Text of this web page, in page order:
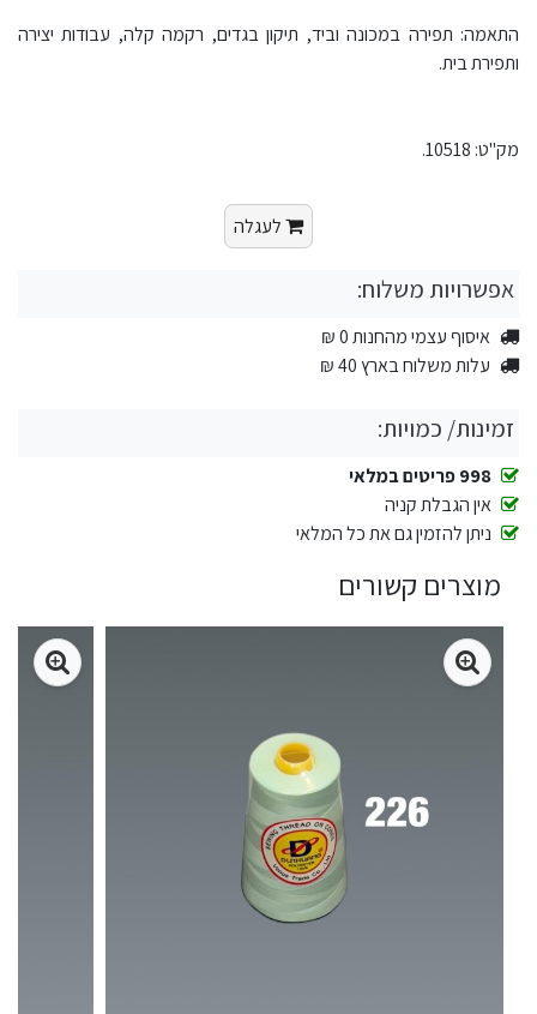
התאמה: תפירה במכונה וביד, תיקון בגדים, רקמה קלה, עבודות יצירה
ותפירת בית.
מק"ט: 10518.
לעגלה
אפשרויות משלוח:
איסוף עצמי מהחנות 0 ₪
עלות משלוח בארץ 40 ₪
זמינות/ כמויות:
998 פריטים במלאי
אין הגבלת קניה
ניתן להזמין גם את כל המלאי
מוצרים קשורים